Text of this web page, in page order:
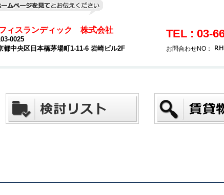
ィスランディック 株式会社
0025
都中央区日本橋茅場町1-11-6 岩崎ビル2F
TEL : 03-
お問合わせNO：